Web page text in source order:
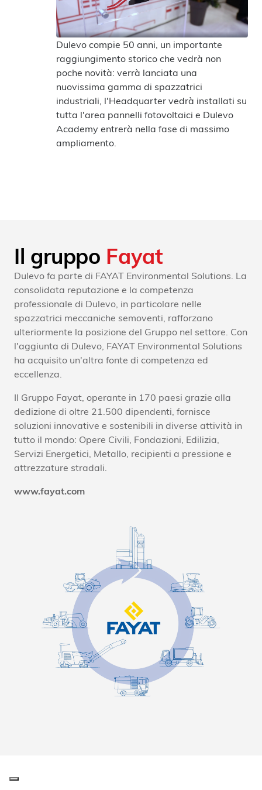
Dulevo compie 50 anni, un importante
raggiungimento storico che vedrà non
poche novità: verrà lanciata una
nuovissima gamma di spazzatrici
industriali, l'Headquarter vedrà installati su
tutta l'area pannelli fotovoltaici e Dulevo
Academy entrerà nella fase di massimo
ampliamento.
Il gruppo Fayat
Dulevo fa parte di FAYAT Environmental Solutions. La
consolidata reputazione e la competenza
professionale di Dulevo, in particolare nelle
spazzatrici meccaniche semoventi, rafforzano
ulteriormente la posizione del Gruppo nel settore. Con
l'aggiunta di Dulevo, FAYAT Environmental Solutions
ha acquisito un'altra fonte di competenza ed
eccellenza.
Il Gruppo Fayat, operante in 170 paesi grazie alla
dedizione di oltre 21.500 dipendenti, fornisce
soluzioni innovative e sostenibili in diverse attività in
tutto il mondo: Opere Civili, Fondazioni, Edilizia,
Servizi Energetici, Metallo, recipienti a pressione e
attrezzature stradali.
www.fayat.com